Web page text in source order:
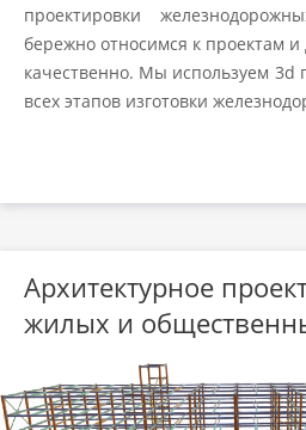
проектировки
бережно относимся к проектам
качественно. Мы используем 3d
всех этапов изготовки
Архитектурное
жилых и